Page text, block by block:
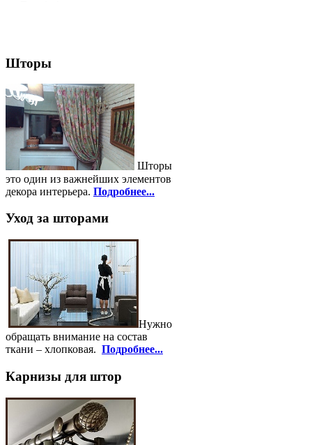
Шторы
Шторы
это один из важнейших элементов
декора интерьера. Подробнее...
Уход за шторами
Нужно
обращать внимание на состав
ткани – хлопковая. Подробнее...
Карнизы для штор